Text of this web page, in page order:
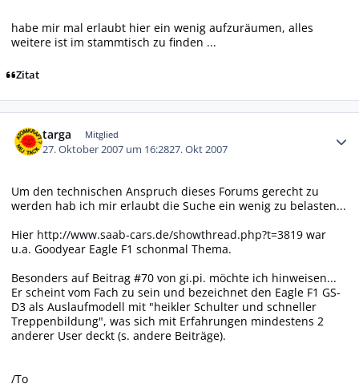
habe mir mal erlaubt hier ein wenig aufzuräumen, alles
weitere ist im stammtisch zu finden ...
Zitat
targa Mitglied
27. Oktober 2007 um 16:2827. Okt 2007
Um den technischen Anspruch dieses Forums gerecht zu
werden hab ich mir erlaubt die Suche ein wenig zu belasten...
Hier http://www.saab-cars.de/showthread.php?t=3819 war
u.a. Goodyear Eagle F1 schonmal Thema.
Besonders auf Beitrag #70 von gi.pi. möchte ich hinweisen...
Er scheint vom Fach zu sein und bezeichnet den Eagle F1 GS-
D3 als Auslaufmodell mit "heikler Schulter und schneller
Treppenbildung", was sich mit Erfahrungen mindestens 2
anderer User deckt (s. andere Beiträge).
/To